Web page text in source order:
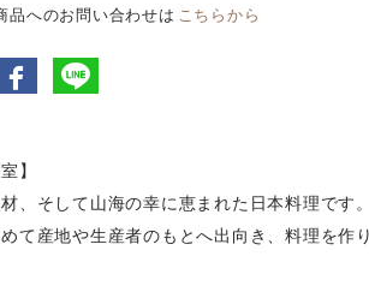
品へのお問い合わせは こちらから
】
、そして山海の幸に恵まれた日本料理で
て産地や生産者のもとへ出向き、料理を作